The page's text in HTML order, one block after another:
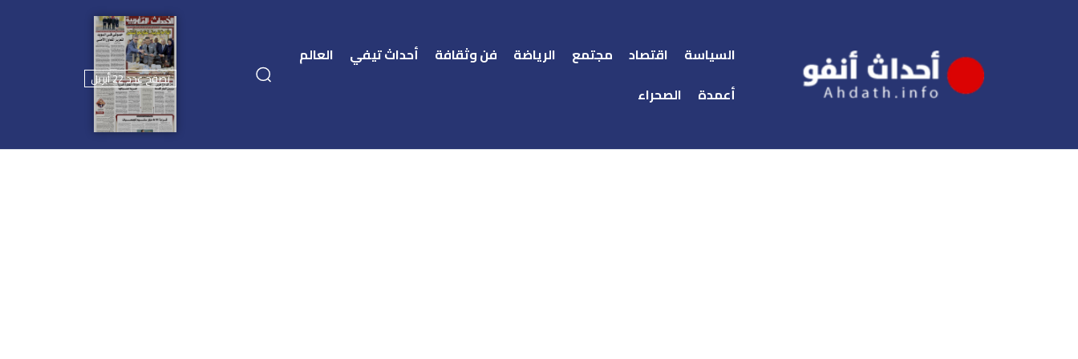
السياسة اقتصاد مجتمع الرياضة فن وثقافة أحداث تيفي
العالم
أعمدة
الصحراء
تصفح عدد 22 أبريل